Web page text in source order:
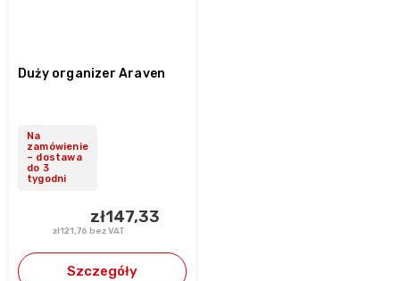
Duży organizer Araven
Na
zamówienie
– dostawa
do 3
tygodni
zł121,76 bez VAT
zł147,33
Szczegóły